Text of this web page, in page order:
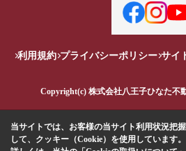
利用規約 プライバシーポリシー サイ
Copyright(c) 株式会社八王子ひなた不
当サイトでは、お客様の当サイト利用状況把
して、クッキー（Cookie）を使用しています。